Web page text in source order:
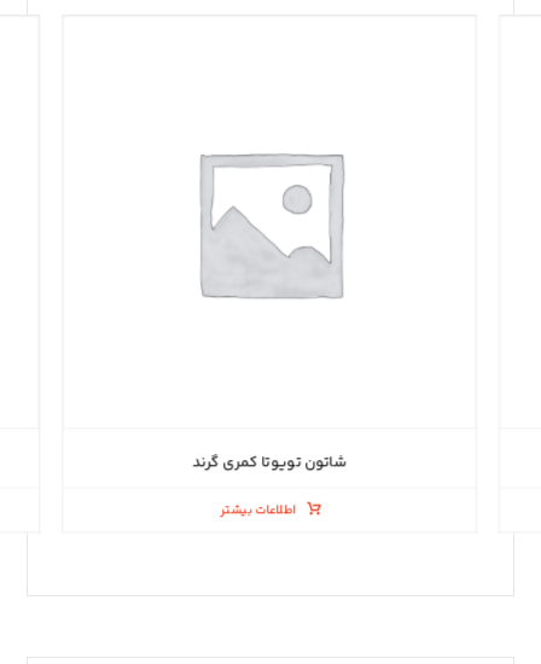
شاتون تویوتا کمری گرند
اطلاعات بیشتر